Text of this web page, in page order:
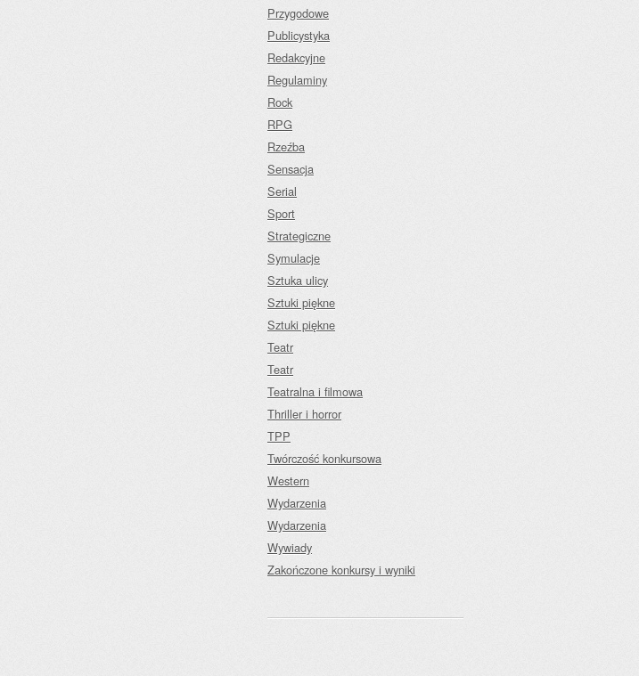
Przygodowe
Publicystyka
Redakcyjne
Regulaminy
Rock
RPG
Rzeźba
Sensacja
Serial
Sport
Strategiczne
Symulacje
Sztuka ulicy
Sztuki piękne
Sztuki piękne
Teatr
Teatr
Teatralna i filmowa
Thriller i horror
TPP
Twórczość konkursowa
Western
Wydarzenia
Wydarzenia
Wywiady
Zakończone konkursy i wyniki